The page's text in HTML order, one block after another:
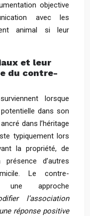
objective
avec les
animal si leur
et leur
du contre-
lorsque
dans son
dans l’héritage
typiquement lors
la propriété, de
d’autres
Le contre-
une approche
l’association
réponse positive